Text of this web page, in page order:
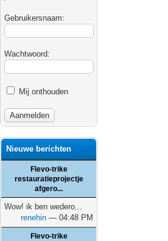
Gebruikersnaam:
Wachtwoord:
Mij onthouden
Nieuwe berichten
Flevo-trike
restauratieprojectje
afgero...
Wow! ik ben wedero...
renehin — 04:48 PM
Flevo-trike